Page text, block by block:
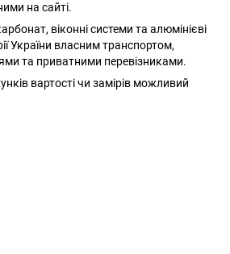
на сайті.
віконні системи та алюмінієві
України власним транспортом,
та приватними перевізниками.
вартості чи замірів можливий